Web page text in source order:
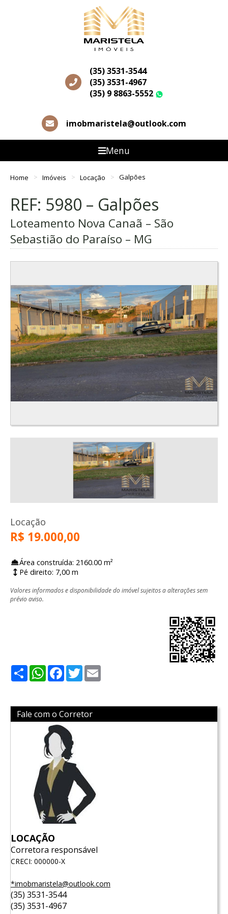
(35) 3531-3544
(35) 3531-4967
(35) 9 8863-5552
imobmaristela@outlook.com
Menu
Home Imóveis Locação Galpões
REF: 5980 – Galpões
Loteamento Nova Canaã – São
Sebastião do Paraíso – MG
Locação
R$ 19.000,00
Área construída: 2160.00 m²
Pé direito: 7,00 m
Valores informados e disponibilidade do imóvel sujeitos a alterações sem
prévio aviso.
ShareWhatsApp
Facebook
Twitter
Fale com o Corretor
LOCAÇÃO
Corretora responsável
CRECI: 000000-X
*imobmaristela@outlook.com
(35) 3531-3544
(35) 3531-4967